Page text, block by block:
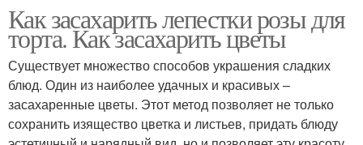
Как засахарить лепестки розы для
торта. Как засахарить цветы
Существует множество способов украшения сладких
блюд. Один из наиболее удачных и красивых –
засахаренные цветы. Этот метод позволяет не только
сохранить изящество цветка и листьев, придать блюду